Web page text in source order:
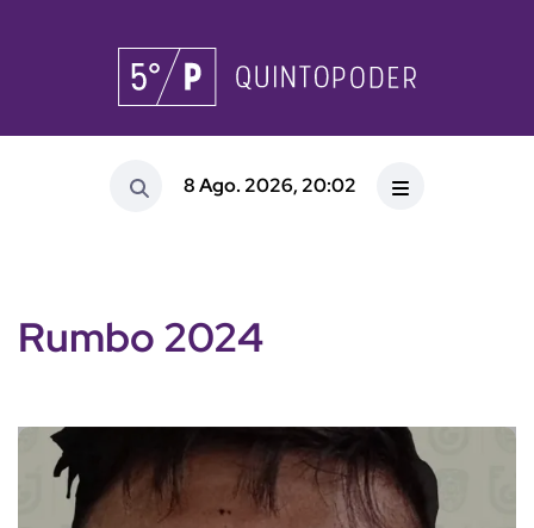
8 Ago. 2026, 20:02
Rumbo 2024